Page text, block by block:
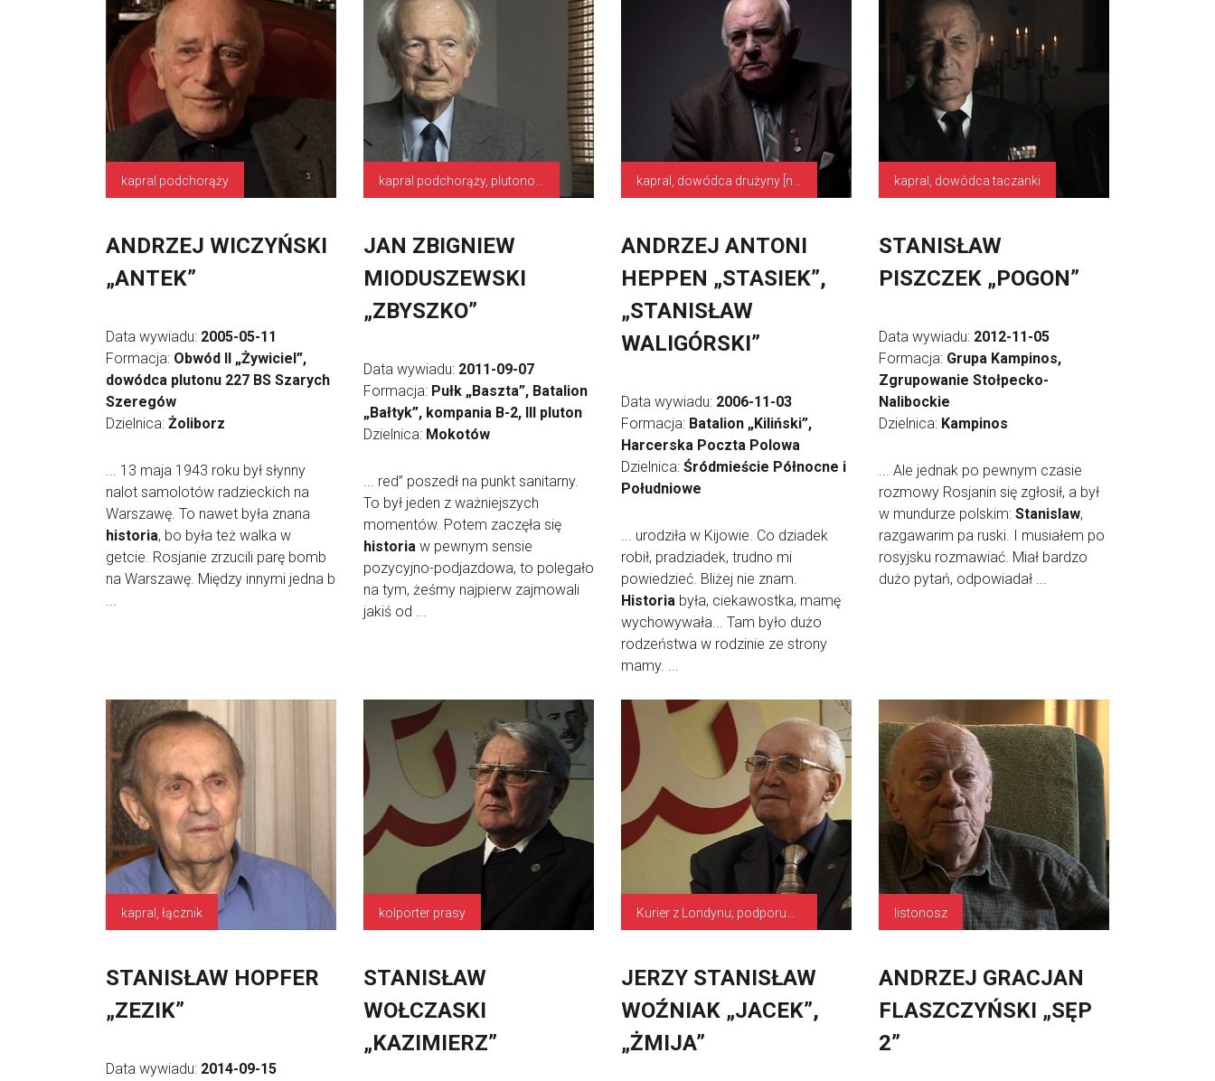
kapral podchorąży
ANDRZEJ WICZYŃSKI
„ANTEK”
Data wywiadu: 2005-05-11
Formacja: Obwód II „Żywiciel”,
dowódca plutonu 227 BS Szarych
Szeregów
Dzielnica: Żoliborz
... 13 maja 1943 roku był słynny
nalot samolotów radzieckich na
Warszawę. To nawet była znana
historia, bo była też walka w
getcie. Rosjanie zrzucili parę bomb
na Warszawę. Między innymi jedna b
...
JAN ZBIGNIEW
MIODUSZEWSKI
„ZBYSZKO”
Data wywiadu: 2011-09-07
Formacja: Pułk „Baszta”, Batalion
„Bałtyk”, kompania B-2, III pluton
Dzielnica: Mokotów
... red” poszedł na punkt sanitarny.
To był jeden z ważniejszych
momentów. Potem zaczęła się
historia w pewnym sensie
pozycyjno-podjazdowa, to polegało
na tym, żeśmy najpierw zajmowali
jakiś od ...
ANDRZEJ ANTONI
HEPPEN „STASIEK”,
„STANISŁAW
WALIGÓRSKI”
Data wywiadu: 2006-11-03
Formacja: Batalion „Kiliński”,
Harcerska Poczta Polowa
Dzielnica: Śródmieście Północne i
Południowe
... urodziła w Kijowie. Co dziadek
robił, pradziadek, trudno mi
powiedzieć. Bliżej nie znam.
Historia była, ciekawostka, mamę
wychowywała... Tam było dużo
rodzeństwa w rodzinie ze strony
mamy. ...
kapral, dowódca taczanki
STANISŁAW
PISZCZEK „POGON”
Data wywiadu: 2012-11-05
Formacja: Grupa Kampinos,
Zgrupowanie Stołpecko-
Nalibockie
Dzielnica: Kampinos
... Ale jednak po pewnym czasie
rozmowy Rosjanin się zgłosił, a był
w mundurze polskim: Stanislaw,
razgawarim pa ruski. I musiałem po
rosyjsku rozmawiać. Miał bardzo
dużo pytań, odpowiadał ...
kapral, łącznik
STANISŁAW HOPFER
„ZEZIK”
Data wywiadu: 2014-09-15
kolporter prasy
STANISŁAW
WOŁCZASKI
„KAZIMIERZ”
JERZY STANISŁAW
WOŹNIAK „JACEK”,
„ŻMIJA”
listonosz
ANDRZEJ GRACJAN
FLASZCZYŃSKI „SĘP
2”